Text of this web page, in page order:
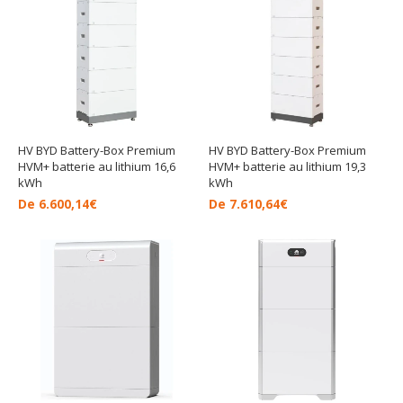
HV BYD Battery-Box Premium
HVM+ batterie au lithium 16,6
kWh
De 6.600,14€
HV BYD Battery-Box Premium
HVM+ batterie au lithium 19,3
kWh
De 7.610,64€